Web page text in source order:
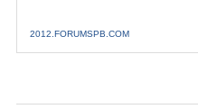
2012.FORUMSPB.COM